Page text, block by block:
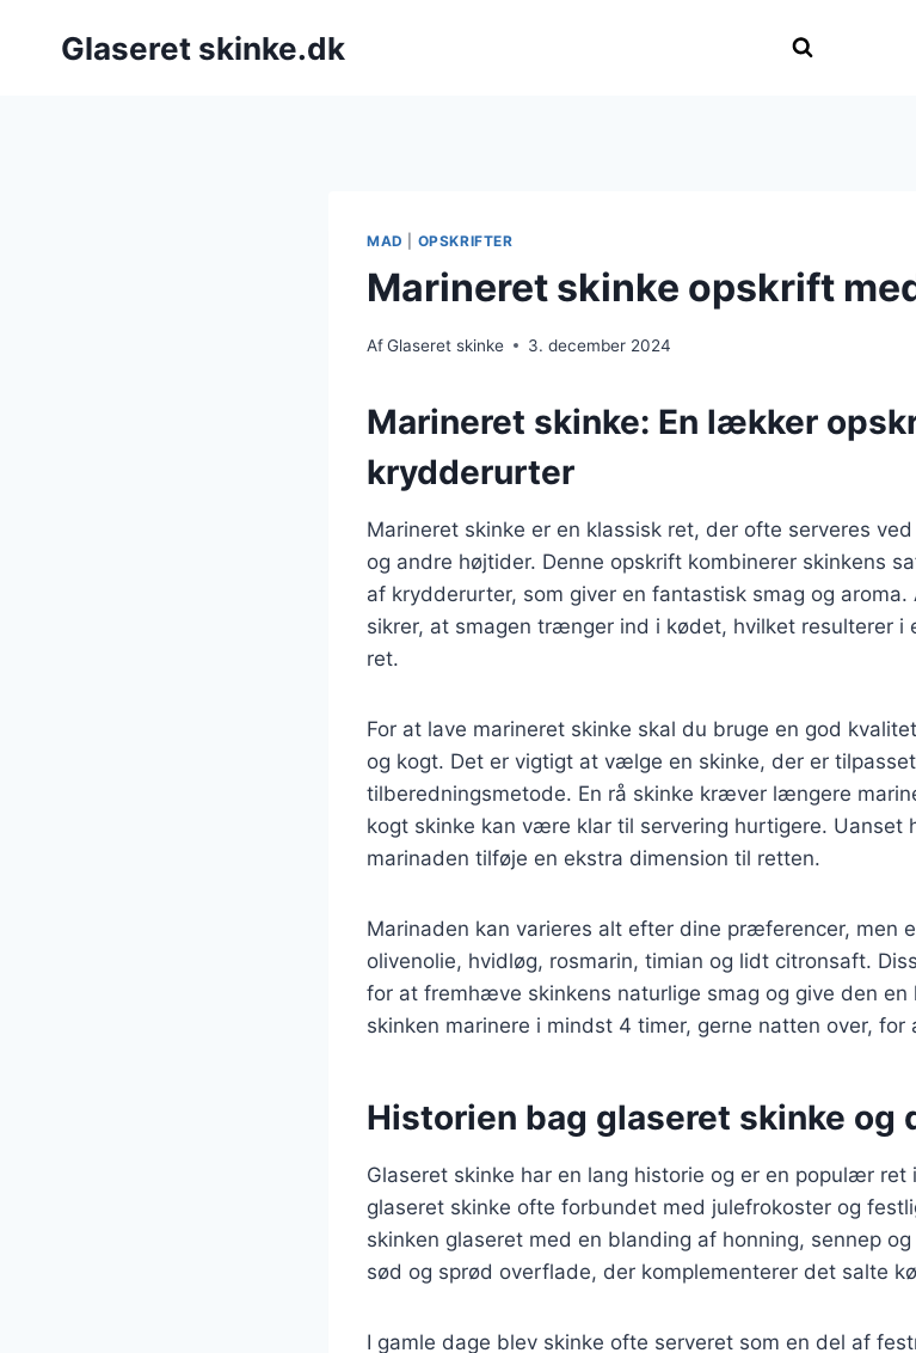
Glaseret skinke.dk
MAD OPSKRIFTER
Marineret skinke opskrift
AfGlaseret skinke 3. december 2024
Marineret skinke: En lækker
krydderurter
Marineret skinke er en klassisk ret, der ofte serveres
og andre højtider. Denne opskrift kombinerer skinkens
af krydderurter, som giver en fantastisk smag og aroma.
sikrer, at smagen trænger ind i kødet, hvilket resulterer i
ret.
For at lave marineret skinke skal du bruge en god
og kogt. Det er vigtigt at vælge en skinke, der er
tilberedningsmetode. En rå skinke kræver længere
kogt skinke kan være klar til servering hurtigere. Uanset
marinaden tilføje en ekstra dimension til retten.
Marinaden kan varieres alt efter dine præferencer, men
olivenolie, hvidløg, rosmarin, timian og lidt citronsaft.
for at fremhæve skinkens naturlige smag og give den
skinken marinere i mindst 4 timer, gerne natten over,
Historien bag glaseret skinke og
Glaseret skinke har en lang historie og er en populær ret
glaseret skinke ofte forbundet med julefrokoster og
skinken glaseret med en blanding af honning, sennep
sød og sprød overflade, der komplementerer det salte
I gamle dage blev skinke ofte serveret som en del af